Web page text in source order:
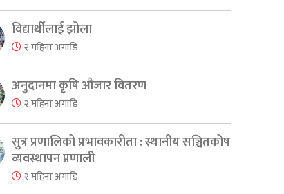
विद्यार्थीलाई झोला
२ महिना अगाडि
अनुदानमा कृषि औजार वितरण
२ महिना अगाडि
सुत्र प्रणालिको प्रभावकारीता : स्थानीय सञ्चितकोष
व्यवस्थापन प्रणाली
२ महिना अगाडि